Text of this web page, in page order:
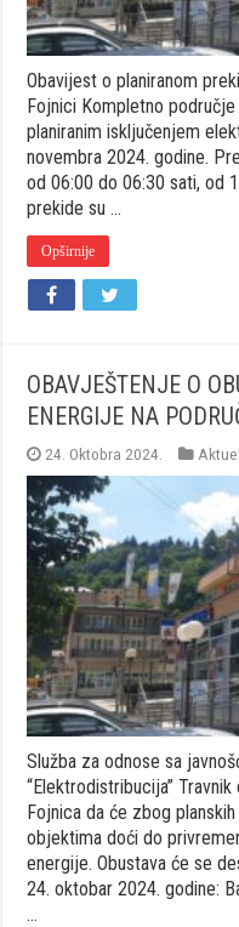
Obavijest o planiranom
Fojnici Kompletno
planiranim isključenjem
novembra 2024. godine.
od 06:00 do 06:30 sati, od
prekide su …
Opširnije
OBAVJEŠTENJE O
ENERGIJE NA
24. Oktobra 2024.
Služba za odnose sa
“Elektrodistribucija”
Fojnica da će zbog
objektima doći do
energije. Obustava će se
24. oktobar 2024. godine:
…